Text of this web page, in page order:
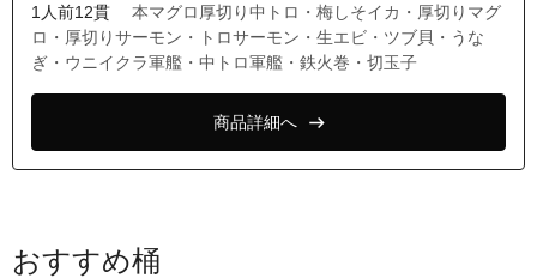
1人前12貫
本マグロ厚切り中トロ・梅しそイカ・厚切りマグ
ロ・厚切りサーモン・トロサーモン・生エビ・ツブ貝・うな
ぎ・ウニイクラ軍艦・中トロ軍艦・鉄火巻・切玉子
商品詳細へ
おすすめ桶